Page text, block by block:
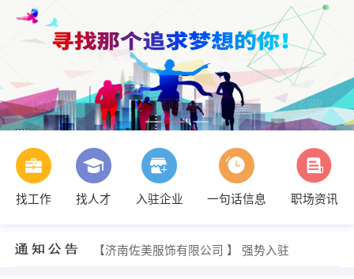
找工作 找人才 入驻企业 一句话信息 职场资讯
人事部 发布 [销售员 ] 招聘信息
【济南佐美服饰有限公司 】 强势入驻